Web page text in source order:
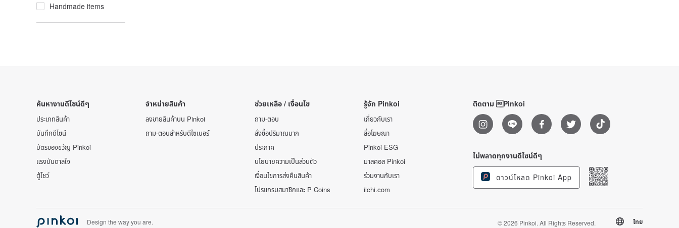
Handmade items
ค้นหางานดีไซน์ดีๆ
ประเภทสินค้า
บันทึกดีไซน์
บัตรของขวัญ Pinkoi
แรงบันดาลใจ
ตู้โชว์
จำหน่ายสินค้า
ลงขายสินค้าบน Pinkoi
ถาม-ตอบสำหรับดีไซเนอร์
ช่วยเหลือ / เงื่อนไข
ถาม-ตอบ
สั่งซื้อปริมาณมาก
ประกาศ
นโยบายความเป็นส่วนตัว
เงื่อนไขการส่งคืนสินค้า
โปรแกรมสมาชิกและ P Coins
รู้จัก Pinkoi
เกี่ยวกับเรา
สื่อโฆษณา
Pinkoi ESG
มาสคอส Pinkoi
ร่วมงานกับเรา
iichi.com
ติดตาม Pinkoi
ไม่พลาดทุกงานดีไซน์ดีๆ
ดาวน์โหลด Pinkoi App
Design the way you are. © 2026 Pinkoi. All Rights Reserved. ไทย